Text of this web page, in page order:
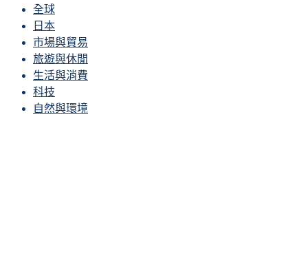
全球
日本
市場與貿易
旅遊與休閒
生活與消費
科技
自然與環境